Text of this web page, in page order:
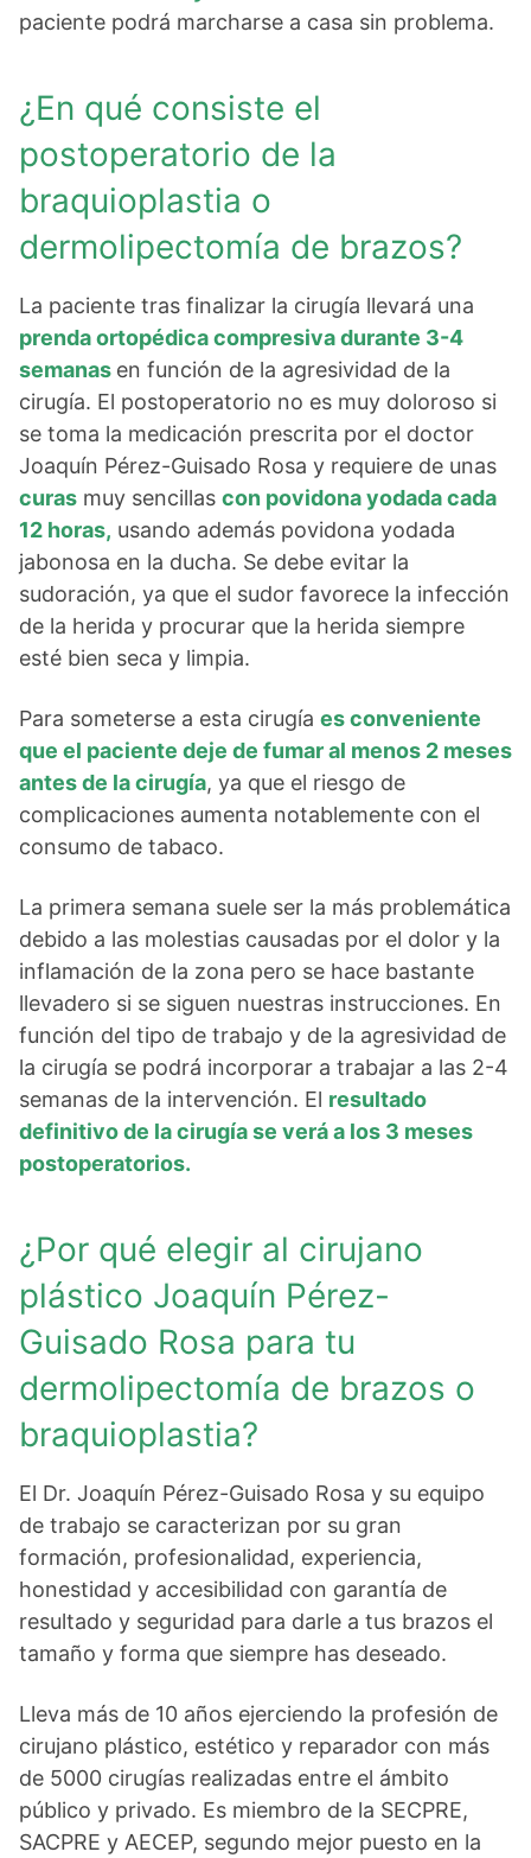
paciente podrá marcharse a casa sin problema.
¿En qué consiste el
postoperatorio de la
braquioplastia o
dermolipectomía de brazos?
La paciente tras finalizar la cirugía llevará una
prenda ortopédica compresiva durante 3-4
semanas en función de la agresividad de la
cirugía. El postoperatorio no es muy doloroso si
se toma la medicación prescrita por el doctor
Joaquín Pérez-Guisado Rosa y requiere de unas
curas muy sencillas con povidona yodada cada
12 horas, usando además povidona yodada
jabonosa en la ducha. Se debe evitar la
sudoración, ya que el sudor favorece la infección
de la herida y procurar que la herida siempre
esté bien seca y limpia.
Para someterse a esta cirugía es conveniente
que el paciente deje de fumar al menos 2 meses
antes de la cirugía, ya que el riesgo de
complicaciones aumenta notablemente con el
consumo de tabaco.
La primera semana suele ser la más problemática
debido a las molestias causadas por el dolor y la
inflamación de la zona pero se hace bastante
llevadero si se siguen nuestras instrucciones. En
función del tipo de trabajo y de la agresividad de
la cirugía se podrá incorporar a trabajar a las 2-4
semanas de la intervención. El resultado
definitivo de la cirugía se verá a los 3 meses
postoperatorios.
¿Por qué elegir al cirujano
plástico Joaquín Pérez-
Guisado Rosa para tu
dermolipectomía de brazos o
braquioplastia?
El Dr. Joaquín Pérez-Guisado Rosa y su equipo
de trabajo se caracterizan por su gran
formación, profesionalidad, experiencia,
honestidad y accesibilidad con garantía de
resultado y seguridad para darle a tus brazos el
tamaño y forma que siempre has deseado.
Lleva más de 10 años ejerciendo la profesión de
cirujano plástico, estético y reparador con más
de 5000 cirugías realizadas entre el ámbito
público y privado. Es miembro de la SECPRE,
SACPRE y AECEP, segundo mejor puesto en la